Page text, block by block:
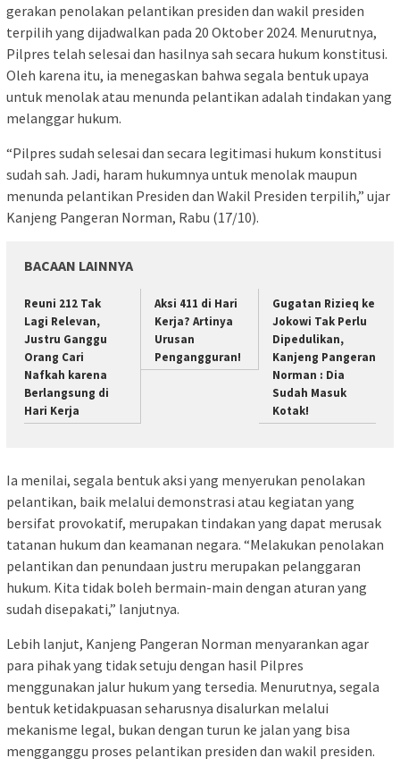
gerakan penolakan pelantikan presiden dan wakil presiden
terpilih yang dijadwalkan pada 20 Oktober 2024. Menurutnya,
Pilpres telah selesai dan hasilnya sah secara hukum konstitusi.
Oleh karena itu, ia menegaskan bahwa segala bentuk upaya
untuk menolak atau menunda pelantikan adalah tindakan yang
melanggar hukum.
“Pilpres sudah selesai dan secara legitimasi hukum konstitusi
sudah sah. Jadi, haram hukumnya untuk menolak maupun
menunda pelantikan Presiden dan Wakil Presiden terpilih,” ujar
Kanjeng Pangeran Norman, Rabu (17/10).
BACAAN LAINNYA
Reuni 212 Tak
Lagi Relevan,
Justru Ganggu
Orang Cari
Nafkah karena
Berlangsung di
Hari Kerja
Aksi 411 di Hari
Kerja? Artinya
Urusan
Pengangguran!
Gugatan Rizieq ke
Jokowi Tak Perlu
Dipedulikan,
Kanjeng Pangeran
Norman : Dia
Sudah Masuk
Kotak!
Ia menilai, segala bentuk aksi yang menyerukan penolakan
pelantikan, baik melalui demonstrasi atau kegiatan yang
bersifat provokatif, merupakan tindakan yang dapat merusak
tatanan hukum dan keamanan negara. “Melakukan penolakan
pelantikan dan penundaan justru merupakan pelanggaran
hukum. Kita tidak boleh bermain-main dengan aturan yang
sudah disepakati,” lanjutnya.
Lebih lanjut, Kanjeng Pangeran Norman menyarankan agar
para pihak yang tidak setuju dengan hasil Pilpres
menggunakan jalur hukum yang tersedia. Menurutnya, segala
bentuk ketidakpuasan seharusnya disalurkan melalui
mekanisme legal, bukan dengan turun ke jalan yang bisa
mengganggu proses pelantikan presiden dan wakil presiden.